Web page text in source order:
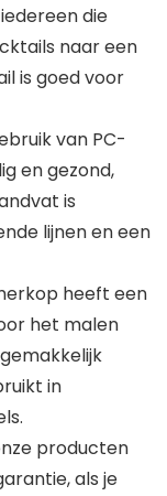
die
naar een
is goed voor
van PC-
en gezond,
is
lijnen en een
heeft een
het malen
in
onze producten
als je